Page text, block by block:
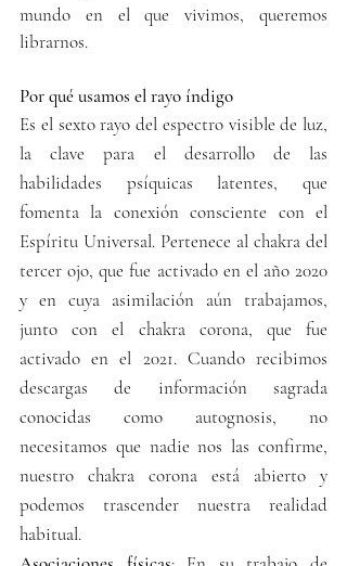
mundo en el que vivimos, queremos
librarnos.
Por qué usamos el rayo índigo
Es el sexto rayo del espectro visible de luz,
la clave para el desarrollo de las
habilidades psíquicas latentes, que
fomenta la conexión consciente con el
Espíritu Universal. Pertenece al chakra del
tercer ojo, que fue activado en el año 2020
y en cuya asimilación aún trabajamos,
junto con el chakra corona, que fue
activado en el 2021. Cuando recibimos
descargas de información sagrada
conocidas como autognosis, no
necesitamos que nadie nos las confirme,
nuestro chakra corona está abierto y
podemos trascender nuestra realidad
habitual.